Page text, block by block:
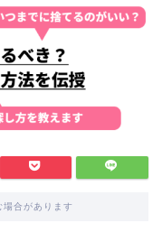
場合があります